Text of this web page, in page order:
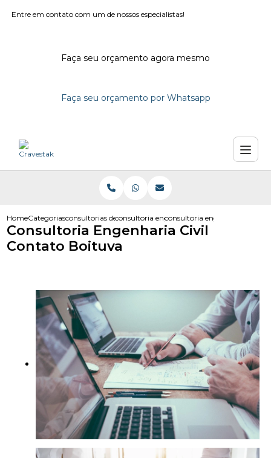
Entre em contato com um de nossos especialistas!
Faça seu orçamento agora mesmo
Faça seu orçamento por Whatsapp
HomeCategoriasconsultorias de engenharia
consultoria engenhariaconsultoria engenharia civil
Consultoria Engenharia Civil
Contato Boituva